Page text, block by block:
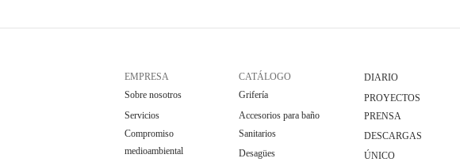
EMPRESA
Sobre nosotros
Servicios
Compromiso
medioambiental
CATÁLOGO
Grifería
Accesorios para baño
Sanitarios
Desagües
DIARIO
PROYECTOS
PRENSA
DESCARGAS
ÚNICO